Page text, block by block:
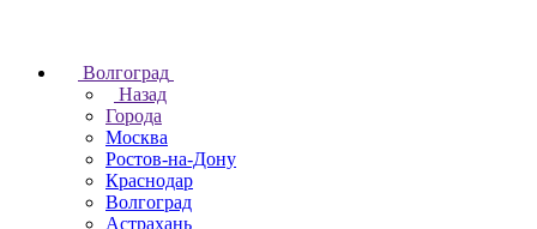
Волгоград
Назад
Города
Москва
Ростов-на-Дону
Краснодар
Волгоград
Астрахань